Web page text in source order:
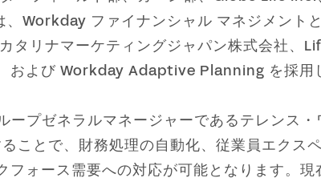
Workday ファイナンシャル マネジメント
タリナマーケティングジャパン株式会社
および Workday Adaptive Planning を採用
ープゼネラルマネージャーであるテレンス
ことで、財務処理の自動化、従業員エクス
フォース需要への対応が可能となります。